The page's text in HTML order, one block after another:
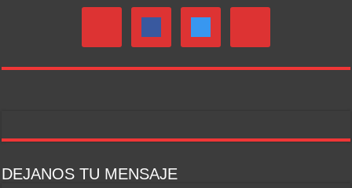
DEJANOS TU MENSAJE